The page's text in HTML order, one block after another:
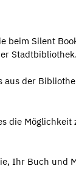
beim Silent
Stadtbibliothek.
der
die
Ihr Buch und